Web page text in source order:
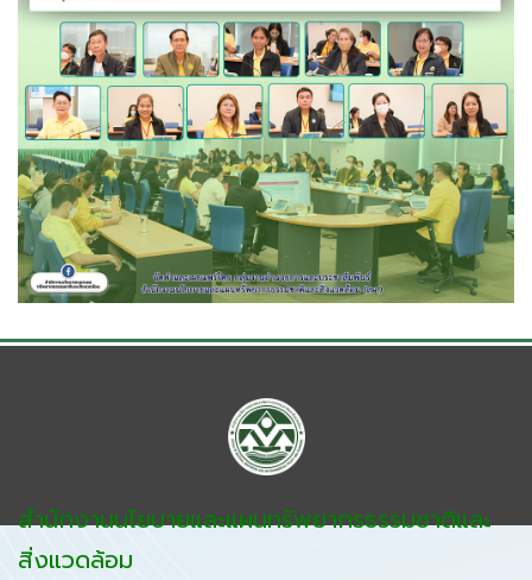
สำนักงานนโยบายและแผนทรัพยากรธรรมชาติและ
สิ่งแวดล้อม